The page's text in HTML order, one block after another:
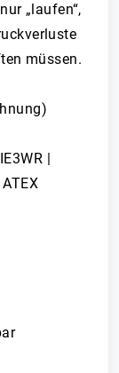
„laufen“,
müssen.
|